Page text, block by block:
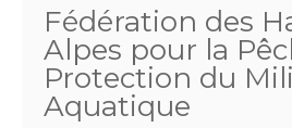
Fédération des
Alpes pour la
Protection du
Aquatique